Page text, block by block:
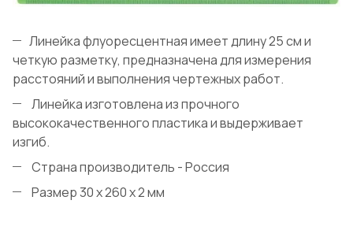
Линейка флуоресцентная имеет длину 25 см и
четкую разметку, предназначена для измерения
расстояний и выполнения чертежных работ.
Линейка изготовлена из прочного
высококачественного пластика и выдерживает
изгиб.
Страна производитель - Россия
Размер 30 x 260 x 2 мм